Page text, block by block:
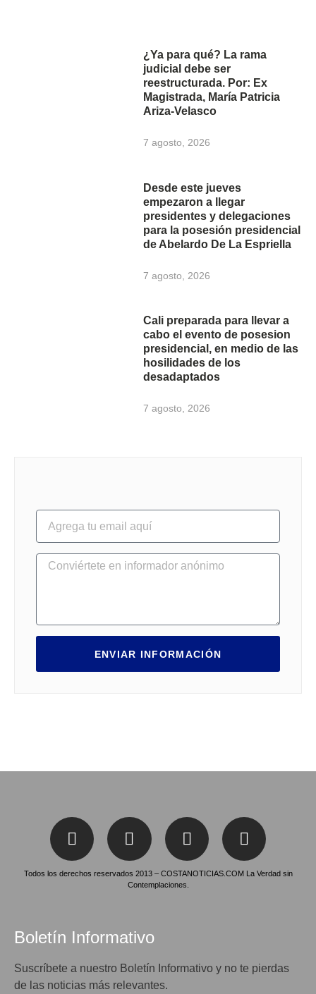
¿Ya para qué? La rama
judicial debe ser
reestructurada. Por: Ex
Magistrada, María Patricia
Ariza-Velasco
7 agosto, 2026
Desde este jueves
empezaron a llegar
presidentes y delegaciones
para la posesión presidencial
de Abelardo De La Espriella
7 agosto, 2026
Cali preparada para llevar a
cabo el evento de posesion
presidencial, en medio de las
hosilidades de los
desadaptados
7 agosto, 2026
ENVIAR INFORMACIÓN
Todos los derechos reservados 2013 – COSTANOTICIAS.COM La Verdad sin
Contemplaciones.
Boletín Informativo
Suscríbete a nuestro Boletín Informativo y no te pierdas
de las noticias más relevantes.